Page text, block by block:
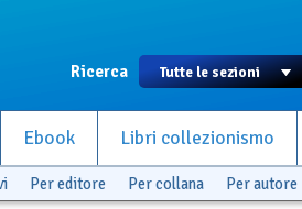
Ricerca
Ebook Libri collezionismo
Per editore Per collana Per autore